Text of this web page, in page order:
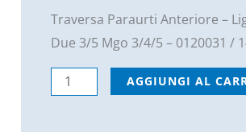
Traversa Paraurti Anteriore –
Due 3/5 Mgo 3/4/5 – 0120031 /
Traversa
Paraurti
AGGIUNGI AL